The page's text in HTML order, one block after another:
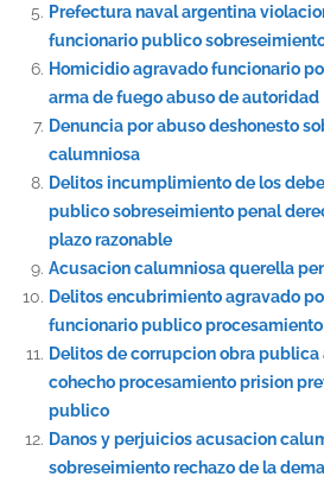
Prefectura naval argentina
funcionario publico
Homicidio agravado funcionario
arma de fuego abuso de autoridad
Denuncia por abuso deshonesto
calumniosa
Delitos incumplimiento de los
publico sobreseimiento penal
plazo razonable
Acusacion calumniosa querella
Delitos encubrimiento agravado
funcionario publico
Delitos de corrupcion obra
cohecho procesamiento prision
publico
Danos y perjuicios acusacion
sobreseimiento rechazo de la